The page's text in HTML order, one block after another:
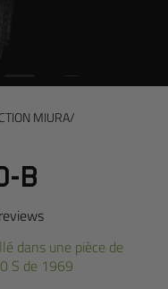
MIURA/
B
dans une pièce de
S de 1969